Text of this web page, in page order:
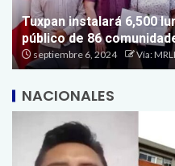
Tuxpan instalará 6,500
público de 86
septiembre 6, 2024 Vía:
NACIONALES